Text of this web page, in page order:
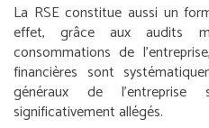
La RSE constitue aussi un
effet, grâce aux audits
consommations de
financières sont
généraux de
significativement allégés.